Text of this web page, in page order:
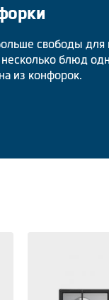
свободы для
несколько блюд
из конфорок.